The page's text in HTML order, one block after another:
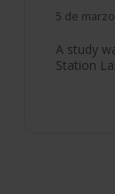
5 de
A study
Station